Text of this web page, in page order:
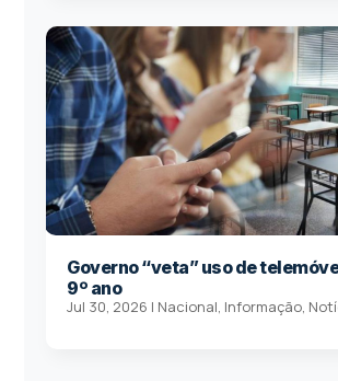
Governo “veta” uso de
9º ano
Jul 30, 2026 | Nacional, Informação,